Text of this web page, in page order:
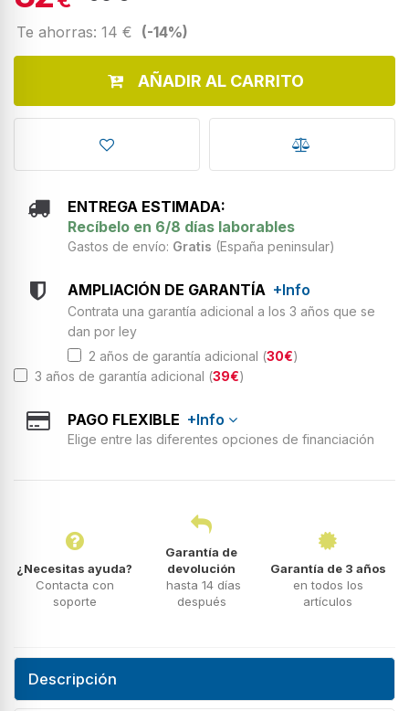
Te ahorras: 14 € (-14%)
AÑADIR AL CARRITO
ENTREGA ESTIMADA:
Recíbelo en 6/8 días laborables
Gastos de envío: Gratis (España peninsular)
AMPLIACIÓN DE GARANTÍA +Info
Contrata una garantía adicional a los 3 años que se
dan por ley
2 años de garantía adicional (30€)
3 años de garantía adicional (39€)
PAGO FLEXIBLE +Info
Elige entre las diferentes opciones de financiación
¿Necesitas ayuda?
Contacta con
soporte
Garantía de
devolución
hasta 14 días
después
Garantía de 3 años
en todos los
artículos
Descripción